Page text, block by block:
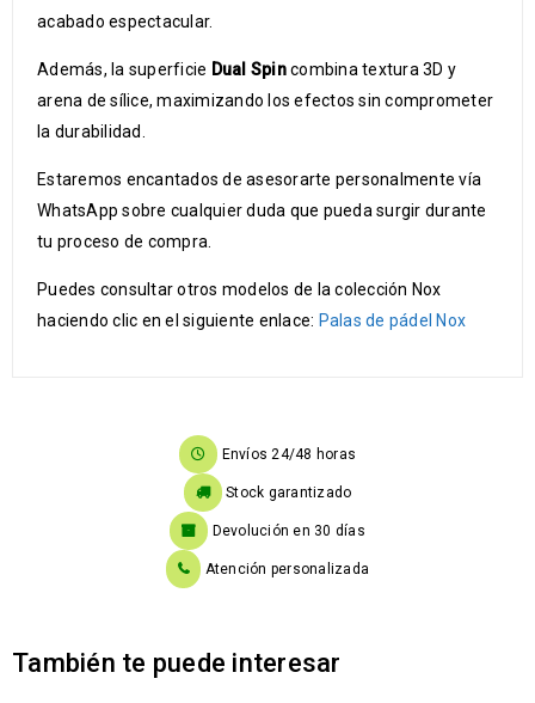
acabado espectacular.
Además, la superficie Dual Spincombina textura 3D y
arena de sílice, maximizando los efectos sin comprometer
la durabilidad.
Estaremos encantados de asesorarte personalmente vía
WhatsApp sobre cualquier duda que pueda surgir durante
tu proceso de compra.
Puedes consultar otros modelos de la colección Nox
haciendo clic en el siguiente enlace: Palas de pádel Nox
Envíos 24/48 horas
Stock garantizado
Devolución en 30 días
Atención personalizada
También te puede interesar